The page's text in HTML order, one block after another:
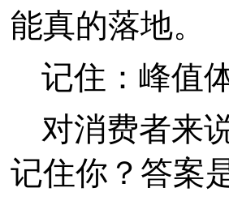
能真的落地。
记住：峰值
对消费者来
记住你？答案